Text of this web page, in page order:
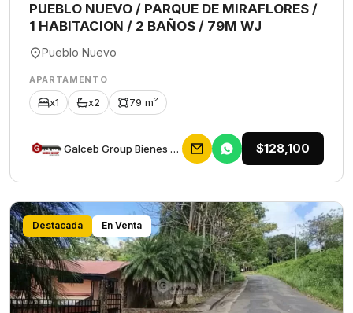
PUEBLO NUEVO / PARQUE DE MIRAFLORES /
1 HABITACION / 2 BAÑOS / 79M WJ
Pueblo Nuevo
APARTAMENTO
x1 x2 79 m²
Galceb Group Bienes Raices $128,100
Destacada En Venta